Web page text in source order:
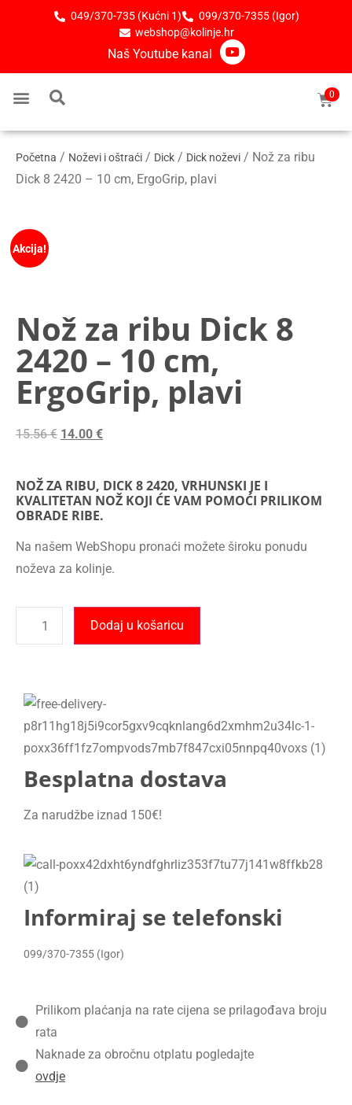
049/370-735 (Kućni 1)
099/370-7355 (Igor)
webshop@kolinje.hr
Naš Youtube kanal
0
Početna / Noževi i oštraći / Dick / Dick noževi / Nož za ribu
Dick 8 2420 – 10 cm, ErgoGrip, plavi
Akcija!
Nož za ribu Dick 8
2420 – 10 cm,
ErgoGrip, plavi
15.56€ 14.00 €
NOŽ ZA RIBU, DICK 8 2420, VRHUNSKI JE I
KVALITETAN NOŽ KOJI ĆE VAM POMOĆI PRILIKOM
OBRADE RIBE.
Na našem WebShopu pronaći možete široku ponudu
noževa za kolinje.
Dodaj u košaricu
Besplatna dostava
Za narudžbe iznad 150€!
Informiraj se telefonski
099/370-7355 (Igor)
Prilikom plaćanja na rate cijena se prilagođava broju
rata
Naknade za obročnu otplatu pogledajte
ovdje